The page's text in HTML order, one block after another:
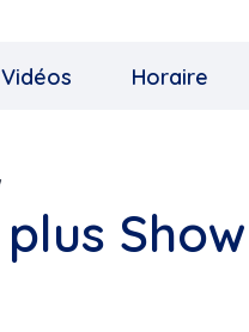
Vidéos Horaire
Show